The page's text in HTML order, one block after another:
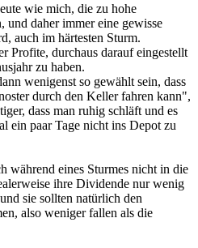
wie mich, die zu hohe
und daher immer eine gewisse
auch im härtesten Sturm.
Profite, durchaus darauf eingestellt
zu haben.
wenigenst so gewählt sein, dass
durch den Keller fahren kann",
dass man ruhig schläft und es
ein paar Tage nicht ins Depot zu
während eines Sturmes nicht in die
ihre Dividende nur wenig
sie sollten natürlich den
also weniger fallen als die